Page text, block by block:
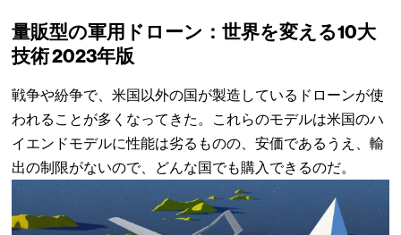
量販型の軍用ドローン：世界を変える10大
技術 2023年版
戦争や紛争で、米国以外の国が製造しているドローンが使
われることが多くなってきた。これらのモデルは米国のハ
イエンドモデルに性能は劣るものの、安価であるうえ、輸
出の制限がないので、どんな国でも購入できるのだ。